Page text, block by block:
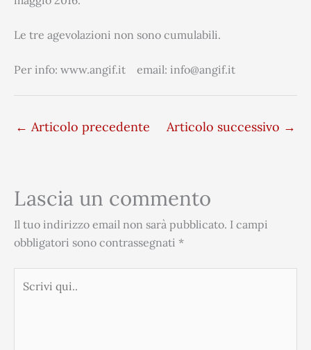
Le tre agevolazioni non sono cumulabili.
Per info: www.angif.it email: info@angif.it
← Articolo precedente Articolo successivo →
Lascia un commento
Il tuo indirizzo email non sarà pubblicato. I campi
obbligatori sono contrassegnati *
qui..